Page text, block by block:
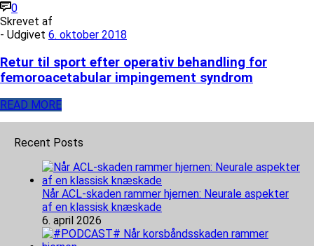
0
Skrevet af
- Udgivet 6. oktober 2018
Retur til sport efter operativ behandling for
femoroacetabular impingement syndrom
READ MORE
Recent Posts
Når ACL-skaden rammer hjernen: Neurale aspekter
af en klassisk knæskade
6. april 2026